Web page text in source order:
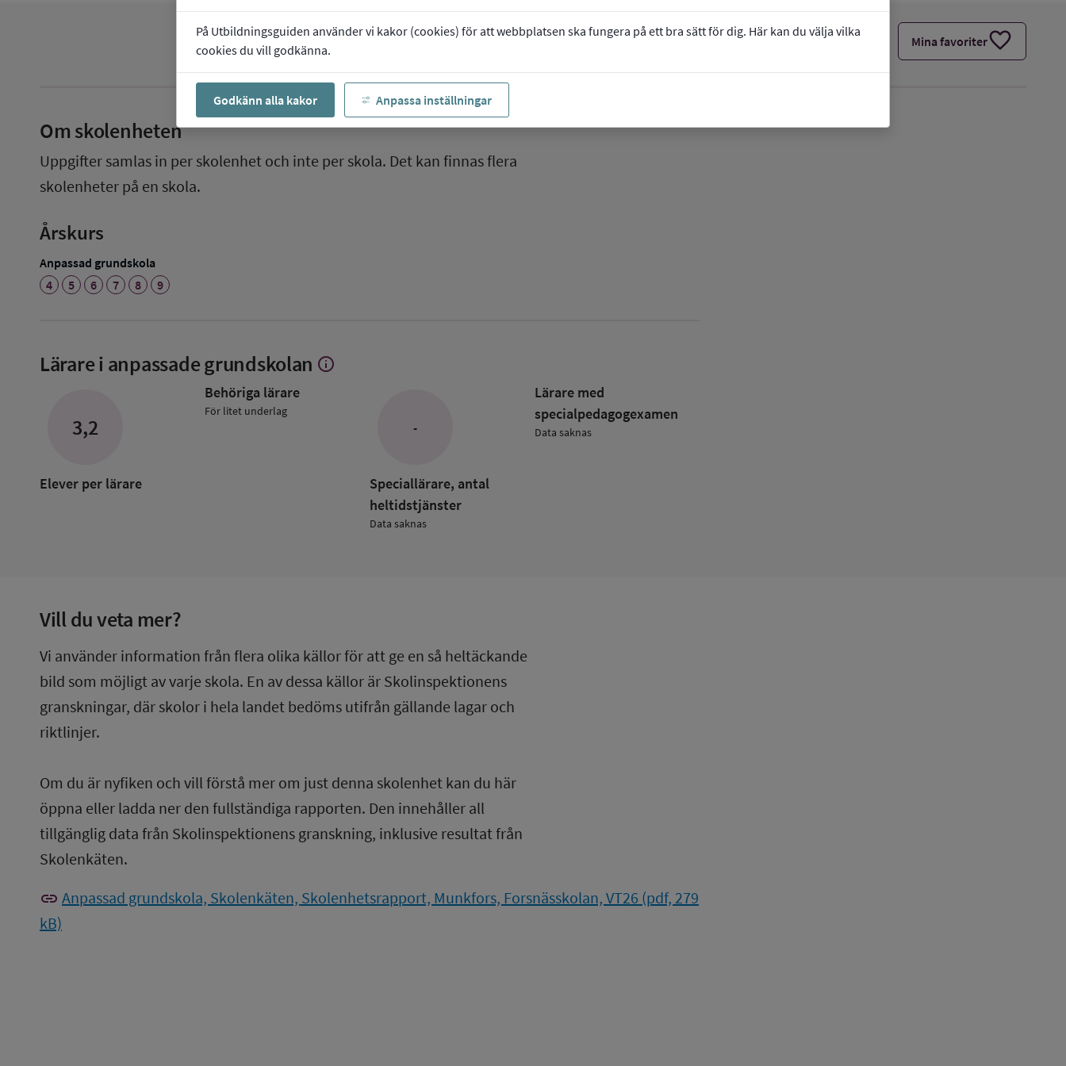
På Utbildningsguiden använder vi kakor (cookies) för att webbplatsen ska fungera på ett bra sätt för dig. Här kan du välja vilka
cookies du vill godkänna.
Godkänn alla kakor Anpassa inställningar
Mina favoriterfavorite
Om skolenheten
Uppgifter samlas in per skolenhet och inte per skola. Det kan finnas flera
skolenheter på en skola.
Årskurs
Anpassad grundskola
4
5 6 7 8 9
Lärare i anpassade grundskolan Visa
info
3,2
Elever per lärare
Behöriga lärare
För litet underlag
-
Speciallärare, antal
heltidstjänster
Data saknas
Lärare med
specialpedagog­examen
Data saknas
Vill du veta mer?
Vi använder information från flera olika källor för att ge en så heltäckande
bild som möjligt av varje skola. En av dessa källor är Skolinspektionens
granskningar, där skolor i hela landet bedöms utifrån gällande lagar och
riktlinjer.
Om du är nyfiken och vill förstå mer om just denna skolenhet kan du här
öppna eller ladda ner den fullständiga rapporten. Den innehåller all
tillgänglig data från Skolinspektionens granskning, inklusive resultat från
Skolenkäten.
link Anpassad grundskola, Skolenkäten, Skolenhetsrapport, Munkfors, Forsnässkolan, VT26 (pdf, 279
kB)